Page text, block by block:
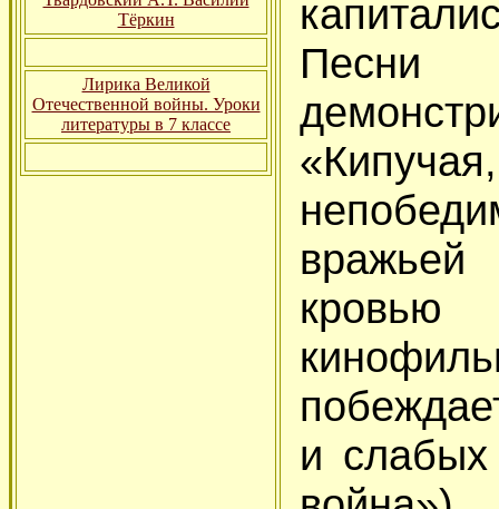
Тёркин
Лирика Великой
Отечественной войны. Уроки
литературы в 7 классе
и слабых